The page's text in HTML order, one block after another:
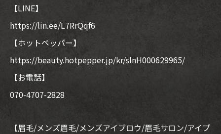
【LINE】
https://lin.ee/L7RrQqf6
【ホットペッパー】
https://beauty.hotpepper.jp/kr/slnH000629965/
【お電話】
070-4707-2828
【眉毛/メンズ眉毛/メンズアイブロウ/眉毛サロン/アイブ